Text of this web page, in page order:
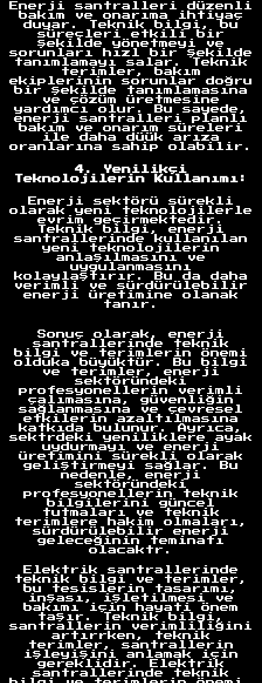
Enerji santralleri düzenli
bakım ve onarıma ihtiyaç
duyar. Teknik bilgi, bu
süreçleri etkili bir
şekilde yönetmeyi ve
sorunları hızl bir şekilde
tanımlamayı salar. Teknik
terimler, bakım
ekiplerinin sorunlar doğru
bir şekilde tanımlamasına
ve çözüm üretmesine
yardımcı olur. Bu sayede,
enerji santralleri planlı
bakım ve onarım süreleri
ile daha düük arıza
oranlarına sahip olabilir.
4. Yenilikçi
Teknolojilerin Kullanımı:
Enerji sektörü sürekli
olarak yeni teknolojilerle
evrim geçirmektedir.
Teknik bilgi, enerji
santrallerinde kullanılan
yeni teknolojilerin
anlaşılmasını ve
uygulanmasını
kolaylaştırır. Bu da daha
verimli ve sürdürülebilir
enerji üretimine olanak
tanır.
Sonuç olarak, enerji
santrallerinde teknik
bilgi ve terimlerin önemi
olduka büyüktür. Bu bilgi
ve terimler, enerji
sektöründeki
profesyonellerin verimli
çalımasına, güvenliğin
sağlanmasına ve çevresel
etkilerin azaltılmasına
katkıda bulunur. Ayrıca,
sektrdeki yeniliklere ayak
uydurmayı ve enerji
üretimini sürekli olarak
geliştirmeyi sağlar. Bu
nedenle, enerji
sektöründeki
profesyonellerin teknik
bilgilerini güncel
tutmaları ve teknik
terimlere hakim olmaları,
sürdürülebilir enerji
geleceğinin teminatı
olacaktr.
Elektrik santrallerinde
teknik bilgi ve terimler,
bu tesislerin tasarımı,
inşası, işletilmesi ve
bakımı için hayati önem
taşır. Teknik bilgi,
santrallerin verimliliğini
artırrken, teknik
terimler, santrallerin
işleyişini anlamak için
gereklidir. Elektrik
santrallerinde teknik
Anasayfa